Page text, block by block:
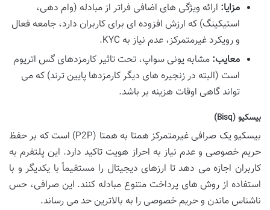
مزایا: ارائه ویژگی های اضافی فراتر از مبادله (وام دهی،
استیکینگ) که ارزش افزوده ای برای کاربران دارد، جامعه فعال
و رویکرد غیرمتمرکز، عدم نیاز به KYC.
معایب: مشابه یونی سواپ، تحت تاثیر کارمزدهای گس اتریوم
است (البته در زنجیره های دیگر کارمزدها پایین ترند) که می
تواند گاهی اوقات هزینه بر باشد.
بیسکیو (Bisq)
بیسکیو یک صرافی غیرمتمرکز همتا به همتا (P2P) است که بر حفظ
حریم خصوصی و عدم نیاز به احراز هویت تاکید دارد. این پلتفرم به
کاربران اجازه می دهد تا ارزهای دیجیتال را مستقیماً با یکدیگر و با
استفاده از روش های پرداخت متنوع مبادله کنند. این صرافی، حس
ناشناس ماندن و حریم خصوصی را به بالاترین حد می رساند.